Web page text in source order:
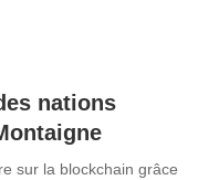
nations
sur la blockchain grâce